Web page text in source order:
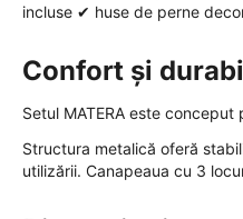
incluse ✔ huse de perne
Confort și
Setul MATERA este
Structura metalică oferă
utilizării. Canapeaua cu 3